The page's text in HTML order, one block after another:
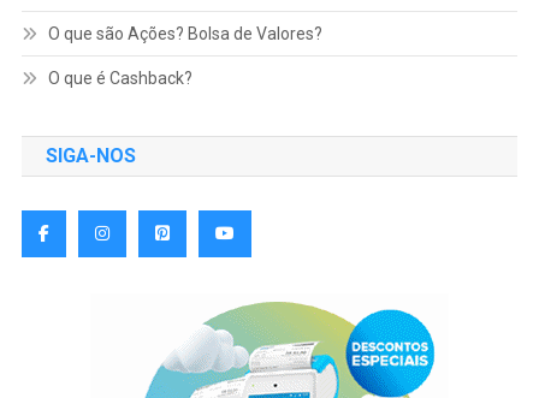
O que são Ações? Bolsa de Valores?
O que é Cashback?
SIGA-NOS